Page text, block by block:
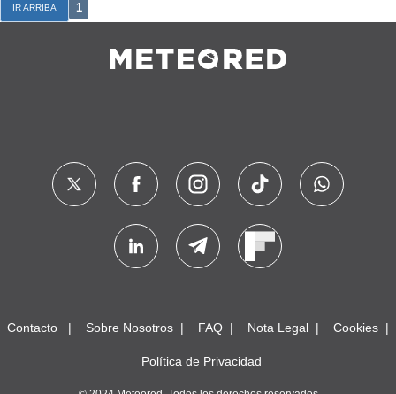
IR ARRIBA 1
Contacto Sobre Nosotros FAQ Nota Legal Cookies
Política de Privacidad